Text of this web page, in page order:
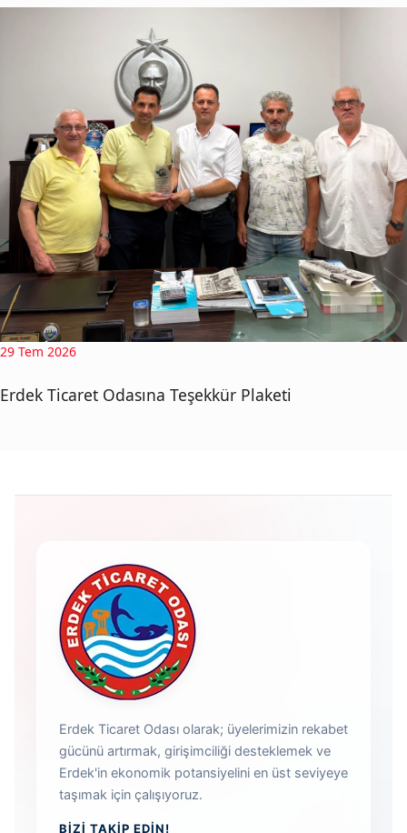
29 Tem 2026
Erdek Ticaret Odasına Teşekkür Plaketi
Erdek Ticaret Odası olarak; üyelerimizin rekabet
gücünü artırmak, girişimciliği desteklemek ve
Erdek'in ekonomik potansiyelini en üst seviyeye
taşımak için çalışıyoruz.
BIZI TAKIP EDIN!